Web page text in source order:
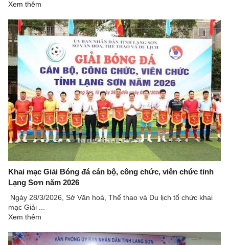
Xem thêm
Khai mạc Giải Bóng đá cán bộ, công chức, viên chức tỉnh
Lạng Sơn năm 2026
Ngày 28/3/2026, Sở Văn hoá, Thể thao và Du lịch tổ chức khai
mạc Giải ...
Xem thêm